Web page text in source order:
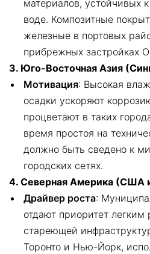
материалов, устойчивых
воде. Композитные
железные в портовых
прибрежных застройках
3. Юго-Восточная Азия
Мотивация: Высокая
осадки ускоряют
процветают в таких
время простоя на
должно быть сведено к
городских сетях.
4. Северная Америка (США
Драйвер роста:
отдают приоритет
стареющей
Торонто и Нью-Йорк,